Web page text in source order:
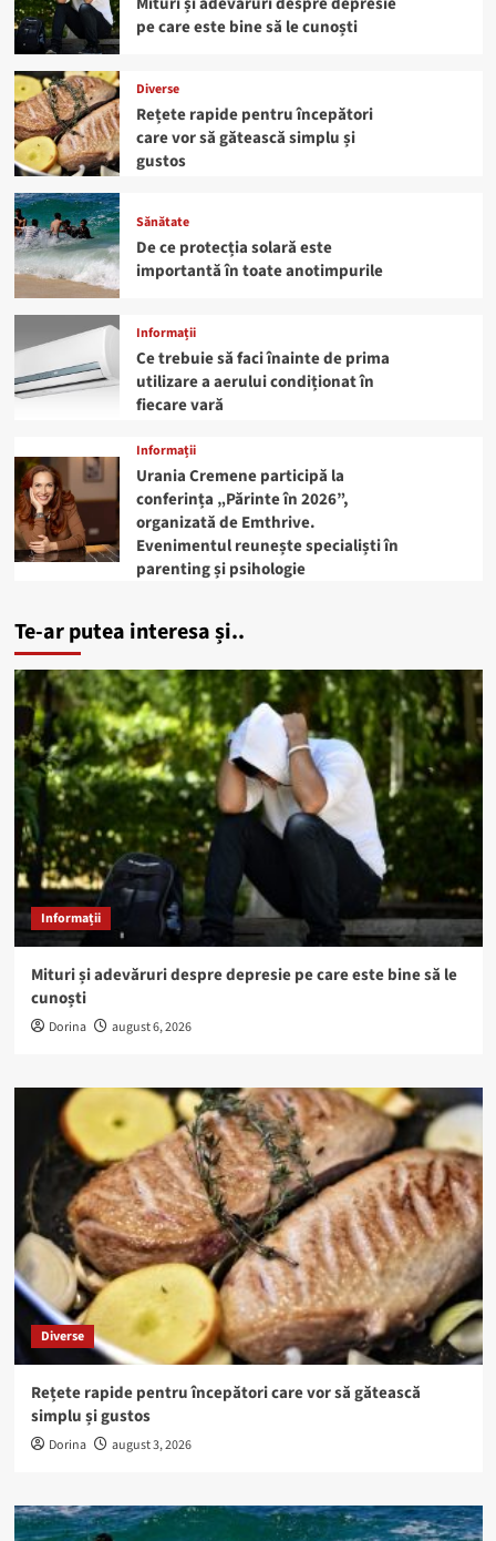
pe care este bine să le cunoști
Diverse
Rețete rapide pentru începători
care vor să gătească simplu și
gustos
Sănătate
De ce protecția solară este
importantă în toate anotimpurile
Informații
Ce trebuie să faci înainte de prima
utilizare a aerului condiționat în
fiecare vară
Informații
Urania Cremene participă la
conferința „Părinte în 2026”,
organizată de Emthrive.
Evenimentul reunește specialiști în
parenting și psihologie
Te-ar putea interesa și..
Informații
Mituri și adevăruri despre depresie pe care este bine să le
cunoști
Dorina august 6, 2026
Diverse
Rețete rapide pentru începători care vor să gătească
simplu și gustos
Dorina august 3, 2026